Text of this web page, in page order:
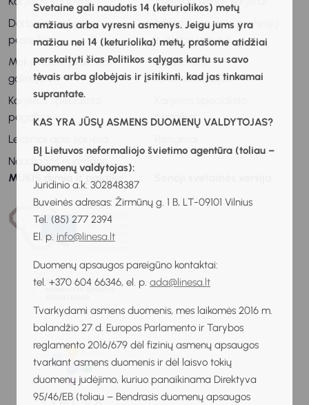
Svetaine gali naudotis 14 (keturiolikos) metų
amžiaus arba vyresni asmenys. Jeigu jums yra
mažiau nei 14 (keturiolika) metų, prašome atidžiai
perskaityti šias Politikos sąlygas kartu su savo
tėvais arba globėjais ir įsitikinti, kad jas tinkamai
suprantate.
KAS YRA JŪSŲ ASMENS DUOMENŲ VALDYTOJAS?
BĮ Lietuvos neformaliojo švietimo agentūra (toliau –
Duomenų valdytojas):
Juridinio a.k. 302848387
Buveinės adresas: Žirmūnų g. 1 B, LT-09101 Vilnius
Tel. (85) 277 2394
El. p. info@linesa.lt
Duomenų apsaugos pareigūno kontaktai:
tel. +370 604 66346, el. p. ada@linesa.lt
Tvarkydami asmens duomenis, mes laikomės 2016 m.
balandžio 27 d. Europos Parlamento ir Tarybos
reglamento 2016/679 dėl fizinių asmenų apsaugos
tvarkant asmens duomenis ir dėl laisvo tokių
duomenų judėjimo, kuriuo panaikinama Direktyva
95/46/EB (toliau – Bendrasis duomenų apsaugos
Darbo ir profesijų
pasaulis
Mokymosi ir praktikos
galimybės
Karjeros specialisto
pagalba
Leidiniai apie karjerą
Naudingos nuorodos
Informacija apie profesijų
ir darbo pasaulį
Patarimai ir
rekomendacijos
pagalba
MUKIS remia ir palaiko